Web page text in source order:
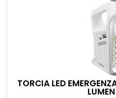
TORCIA LED